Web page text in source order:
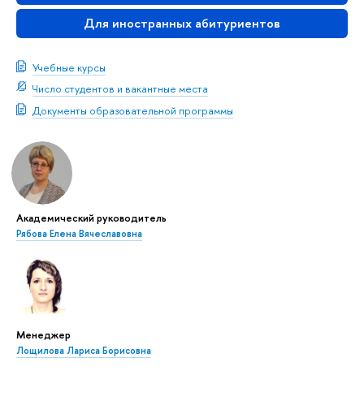
Для иностранных абитуриентов
Учебные курсы
Число студентов и вакантные места
Документы образовательной программы
Академический руководитель
Рябова Елена Вячеславовна
Менеджер
Лощилова Лариса Борисовна